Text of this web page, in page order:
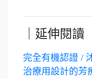
｜延伸閱讀
完全有機認證 /
治療用設計的芳